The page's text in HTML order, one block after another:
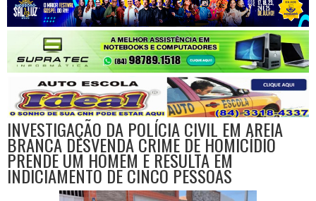
INVESTIGAÇÃO DA POLÍCIA CIVIL EM AREIA
BRANCA DESVENDA CRIME DE HOMICÍDIO
PRENDE UM HOMEM E RESULTA EM
INDICIAMENTO DE CINCO PESSOAS